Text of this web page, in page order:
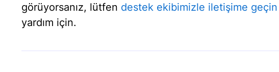
görüyorsanız, lütfen destek ekibimizle iletişime geçin
yardım için.